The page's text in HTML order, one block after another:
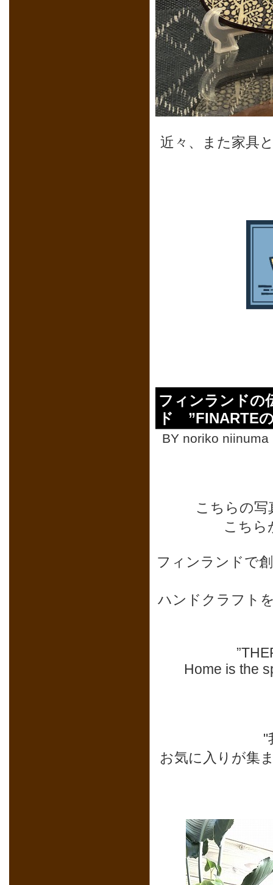
近々、また家具
フィンランド
ド ”FINARTE
BY noriko
こちらの
こちら
フィンランドで
ハンドクラフト
Home is the
"
お気に入りが集